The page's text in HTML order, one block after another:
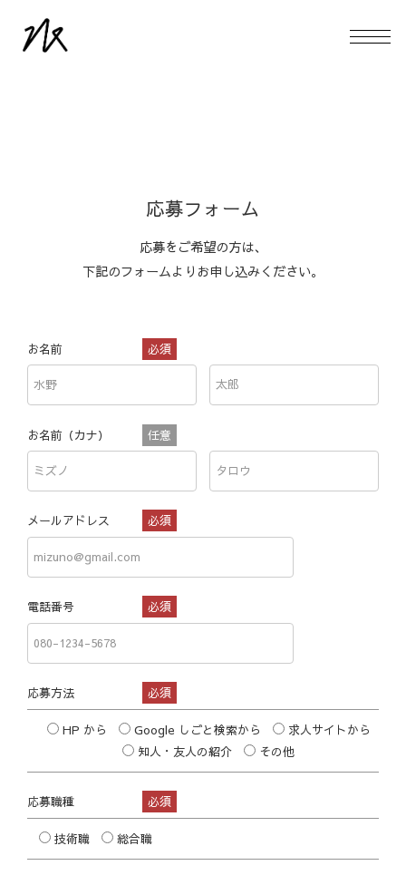
応募フォーム
応募をご希望の方は、
下記のフォームよりお申し込みください。
お名前 必須
お名前（カナ） 任意
メールアドレス 必須
電話番号 必須
応募方法 必須
HP から Google しごと検索から
求人サイトから
知人・友人の紹介
その他
応募職種 必須
技術職 総合職